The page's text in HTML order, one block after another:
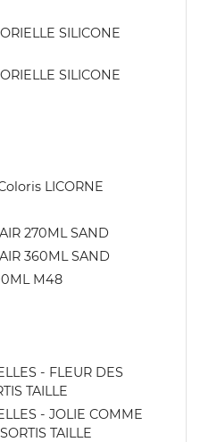
SILICONE
SILICONE
LICORNE
270ML SAND
360ML SAND
M48
- FLEUR DES
TAILLE
- JOLIE COMME
TAILLE